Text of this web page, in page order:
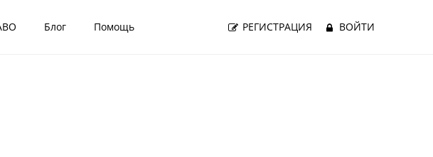
Блог Помощь РЕГИСТРАЦИЯ ВОЙТИ